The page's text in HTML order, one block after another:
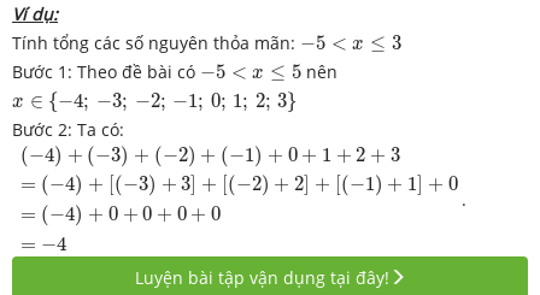
Ví dụ:
Tính tổng các số nguyên thỏa mãn: −5 < x ≤ 3
5<x ≤3
Bước 1: Theo đề bài có −5 < x ≤ 5
5<x ≤5 nên
x ∈ {−4; −3; −2; −1; 0; 1; 2; 3}
x ∈{ − ;− −2 1; 1; 2;3}
Bước 2: Ta có:
(−4) + (−3) + (−2) + (−1) + 0 + 1 + 2 + 3
= (−4) + (−3) + 3 + (−2) + 2 + (−1) + 1 + 0
= (−4) + 0 + 0 + 0 + 0
= −4
(−4)+(−3 +(− 2 + 1) + + +2 + 3= ( −4 + [( − )+
.
Luyện bài tập vận dụng tại đây!